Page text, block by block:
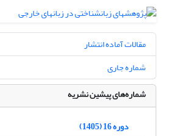
مقالات آماده انتشار
شماره جاری
شماره‌های پیشین نشریه
دوره 16 (1405)